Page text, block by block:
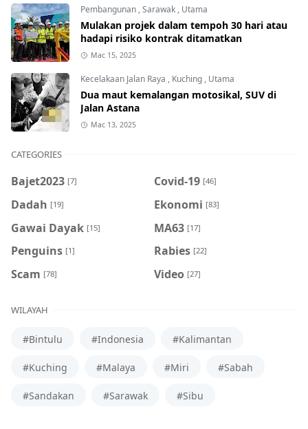
Pembangunan ,Sarawak , Utama
Mulakan projek dalam tempoh 30 hari atau
hadapi risiko kontrak ditamatkan
Mac 15, 2025
Kecelakaan Jalan Raya , Kuching , Utama
Dua maut kemalangan motosikal, SUV di
Jalan Astana
Mac 13, 2025
CATEGORIES
Bajet2023 [7] Covid-19 [46]
Dadah [19] Ekonomi [83]
Gawai Dayak [15] MA63 [17]
Penguins [1] Rabies [22]
Scam [78] Video [27]
WILAYAH
#Bintulu #Indonesia #Kalimantan
#Kuching #Malaya #Miri #Sabah
#Sandakan #Sarawak #Sibu